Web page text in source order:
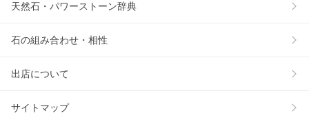
天然石・パワーストーン辞典
石の組み合わせ・相性
出店について
サイトマップ